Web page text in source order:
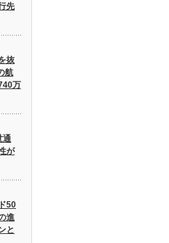
先
抜
航
万
通
が
50
進
と